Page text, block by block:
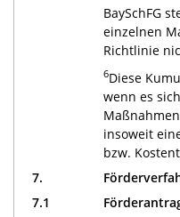
BaySchFG
einzelnen
Richtlinie
6Diese
wenn es
insoweit
bzw.
7.
7.1